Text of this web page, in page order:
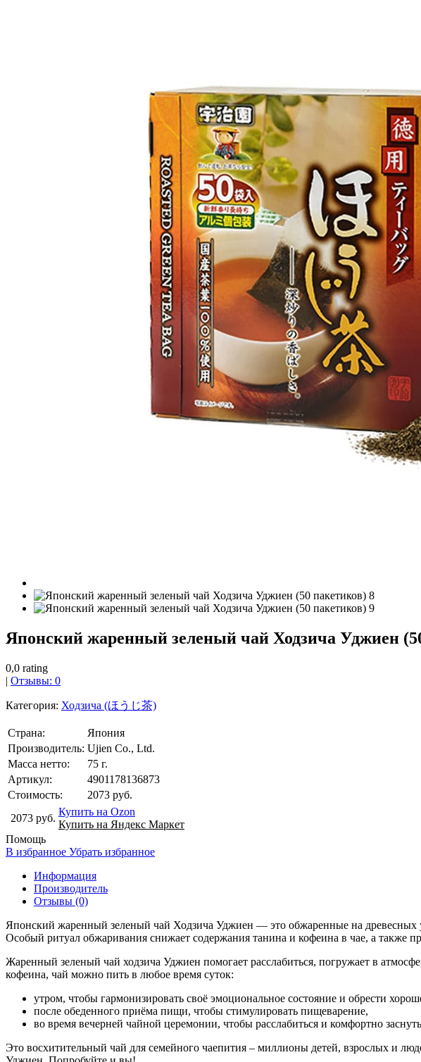
Японский жаренный зеленый чай Ходзича Уджиен
0,0 rating
| Отзывы: 0
Категория: Ходзича (ほうじ茶)
Страна:
Япония
Производитель: Ujien Co., Ltd.
Масса нетто:
75 г.
Артикул:
4901178136873
Стоимость:
2073 руб.
2073 руб.
Купить на Ozon
Купить на Яндекс Маркет
Помощь
В избранное Убрать избранное
Информация
Производитель
Отзывы (0)
Японский жаренный зеленый чай Ходзича Уджиен — это обжаренные на древесных
Особый ритуал обжаривания снижает содержания танина и кофеина в чае, а
Жаренный зеленый чай ходзича Уджиен помогает расслабиться, погружает в
кофеина, чай можно пить в любое время суток:
утром, чтобы гармонизировать своё эмоциональное состояние и обрести
после обеденного приёма пищи, чтобы стимулировать пищеварение,
во время вечерней чайной церемонии, чтобы расслабиться и комфортно
Это восхитительный чай для семейного чаепития – миллионы детей, взрослых и